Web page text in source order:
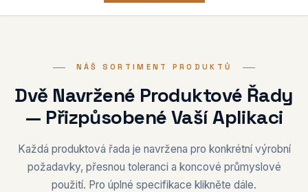
NÁŠ SORTIMENT PRODUKTŮ
Dvě Navržené Produktové Řady
— Přizpůsobené Vaší Aplikaci
Každá produktová řada je navržena pro konkrétní výrobní
požadavky, přesnou toleranci a koncové průmyslové
použití. Pro úplné specifikace klikněte dále.